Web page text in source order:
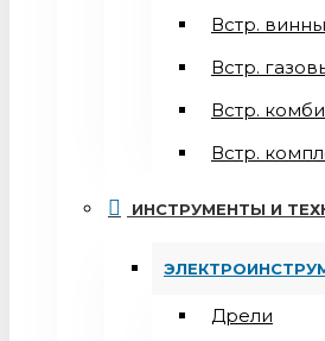
Встр.
Встр.
Встр.
Встр.
ИНСТРУМЕНТЫ И
Дрели